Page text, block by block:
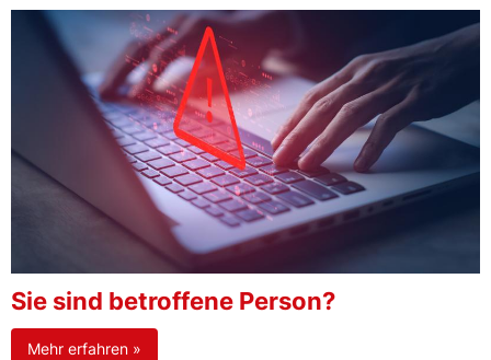
Sie sind betroffene Person?
Mehr erfahren »